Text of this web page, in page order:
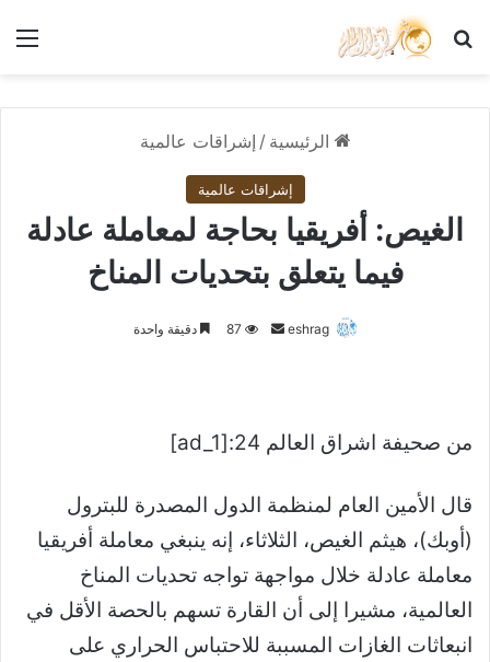
بحث عن
الرئيسية / إشراقات عالمية
إشراقات عالمية
الغيص: أفريقيا بحاجة لمعاملة عادلة
فيما يتعلق بتحديات المناخ
eshrag
أرسل 87 دقيقة واحدة
من صحيفة اشراق العالم 24:[ad_1]
قال الأمين العام لمنظمة الدول المصدرة للبترول
(أوبك)، هيثم الغيص، الثلاثاء، إنه ينبغي معاملة أفريقيا
معاملة عادلة خلال مواجهة تواجه تحديات المناخ
العالمية، مشيرا إلى أن القارة تسهم بالحصة الأقل في
انبعاثات الغازات المسببة للاحتباس الحراري على